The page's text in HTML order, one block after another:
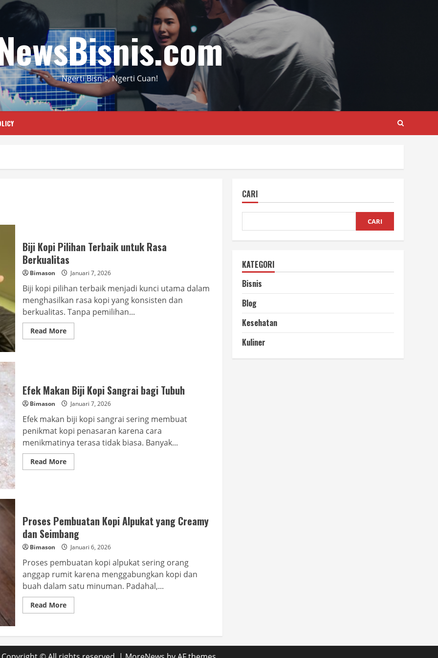
Ngerti Bisnis, Ngerti Cuan!
Biji Kopi Pilihan Terbaik untuk Rasa
Berkualitas
Bimason Januari 7, 2026
Biji kopi pilihan terbaik menjadi kunci utama dalam
menghasilkan rasa kopi yang konsisten dan
berkualitas. Tanpa pemilihan...
Read MoreRead
more
Rasa
Berkualitas
Efek Makan Biji Kopi Sangrai bagi Tubuh
Bimason Januari 7, 2026
Efek makan biji kopi sangrai sering membuat
penikmat kopi penasaran karena cara
menikmatinya terasa tidak biasa. Banyak...
Read MoreRead
more
bagi
Tubuh
Proses Pembuatan Kopi Alpukat yang Creamy
dan Seimbang
Bimason Januari 6, 2026
Proses pembuatan kopi alpukat sering orang
anggap rumit karena menggabungkan kopi dan
buah dalam satu minuman. Padahal,...
Read MoreRead
more
Kopi
Alpukat
yang
CARI
CARI
KATEGORI
Bisnis
Blog
Kesehatan
Kuliner